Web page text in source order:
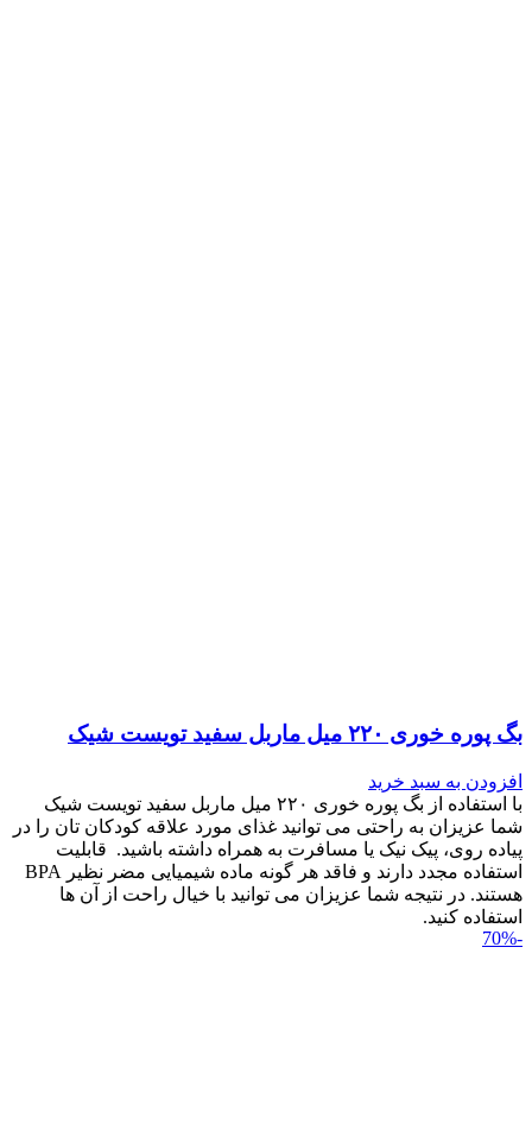
بگ پوره خوری ۲۲۰ میل ماربل سفید تویست شیک
افزودن به سبد خرید
با استفاده از بگ پوره خوری ۲۲۰ میل ماربل سفید تویست شیک
شما عزیزان به راحتی می توانید غذای مورد علاقه کودکان تان را در
پیاده روی، پیک نیک یا مسافرت به همراه داشته باشید. قابلیت
استفاده مجدد دارند و فاقد هر گونه ماده شیمیایی مضر نظیر BPA
هستند. در نتیجه شما عزیزان می توانید با خیال راحت از آن ها
استفاده کنید.
-70%